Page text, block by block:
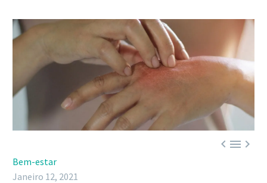

Bem-estar
Janeiro 12, 2021